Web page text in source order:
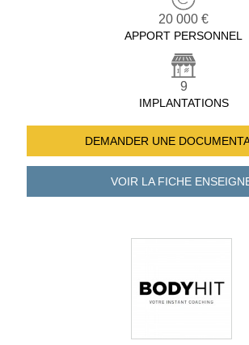
20 000 €
APPORT PERSONNEL
9
IMPLANTATIONS
DEMANDER UNE
VOIR LA FICHE